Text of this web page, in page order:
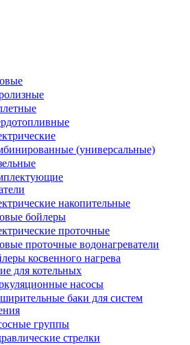
(универсальные)
накопительные
бойлеры
проточные
проточные водонагреватели
косвенного нагрева
для котельных
насосы
баки для систем
группы
стрелки